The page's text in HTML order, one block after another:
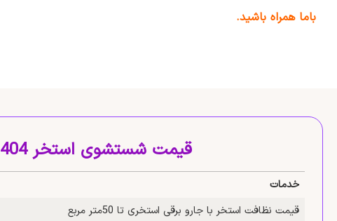
باما همراه باشید.
قیمت شستشوی استخر 1404
خدمات
قیمت نظافت استخر با جارو برقی استخری تا 50متر مربع